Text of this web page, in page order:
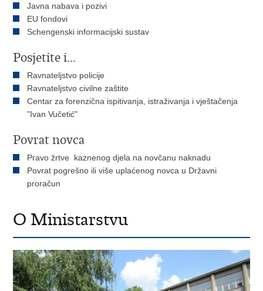
Javna nabava i pozivi
EU fondovi
Schengenski informacijski sustav
Posjetite i...
Ravnateljstvo policije
Ravnateljstvo civilne zaštite
Centar za forenzična ispitivanja, istraživanja i vještačenja
"Ivan Vučetić"
Povrat novca
Pravo žrtve kaznenog djela na novčanu naknadu
Povrat pogrešno ili više uplaćenog novca u Državni
proračun
O Ministarstvu